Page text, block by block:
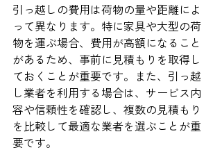
引っ越しの費用は荷物の量や距離によ
って異なります。特に家具や大型の荷
物を運ぶ場合、費用が高額になること
があるため、事前に見積もりを取得し
ておくことが重要です。また、引っ越
し業者を利用する場合は、サービス内
容や信頼性を確認し、複数の見積もり
を比較して最適な業者を選ぶことが重
要です。